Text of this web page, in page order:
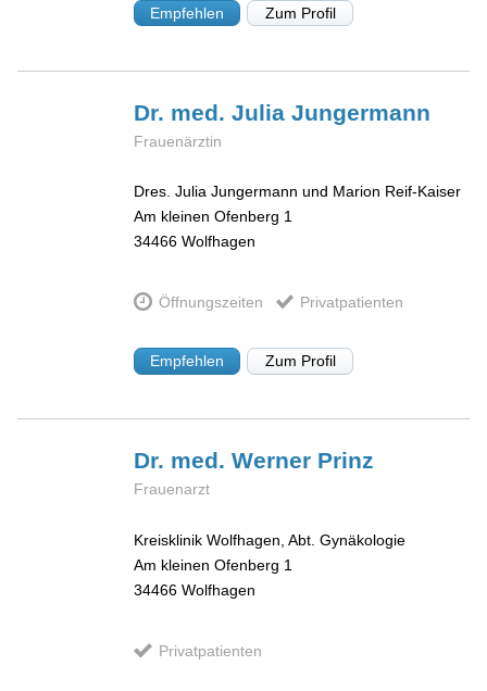
Empfehlen Zum Profil
Dr. med. JuliaJungermann
Frauenärztin
Dres. Julia Jungermann und Marion Reif-Kaiser
Am kleinen Ofenberg 1
34466 Wolfhagen
Öffnungszeiten Privatpatienten
Empfehlen Zum Profil
Dr. med. Werner Prinz
Frauenarzt
Kreisklinik Wolfhagen, Abt. Gynäkologie
Am kleinen Ofenberg 1
34466 Wolfhagen
Privatpatienten